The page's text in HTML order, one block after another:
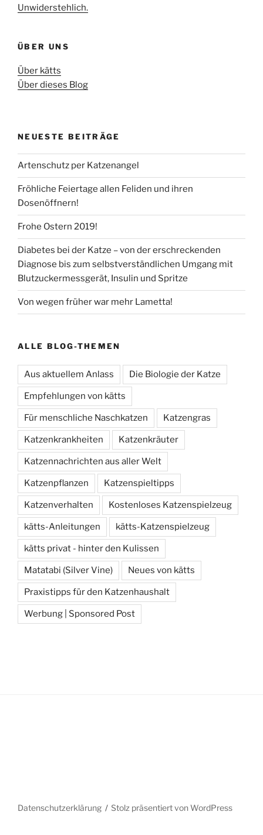
Unwiderstehlich.
ÜBER UNS
Über kätts
Über dieses Blog
NEUESTE BEITRÄGE
Artenschutz per Katzenangel
Fröhliche Feiertage allen Feliden und ihren
Dosenöffnern!
Frohe Ostern 2019!
Diabetes bei der Katze – von der erschreckenden
Diagnose bis zum selbstverständlichen Umgang mit
Blutzuckermessgerät, Insulin und Spritze
Von wegen früher war mehr Lametta!
ALLE BLOG-THEMEN
Aus aktuellem Anlass Die Biologie der Katze
Empfehlungen von kätts
Für menschliche Naschkatzen Katzengras
Katzenkrankheiten Katzenkräuter
Katzennachrichten aus aller Welt
Katzenpflanzen Katzenspieltipps
Katzenverhalten Kostenloses Katzenspielzeug
kätts-Anleitungen kätts-Katzenspielzeug
kätts privat - hinter den Kulissen
Matatabi (Silver Vine) Neues von kätts
Praxistipps für den Katzenhaushalt
Werbung | Sponsored Post
Datenschutzerklärung Stolz präsentiert von WordPress